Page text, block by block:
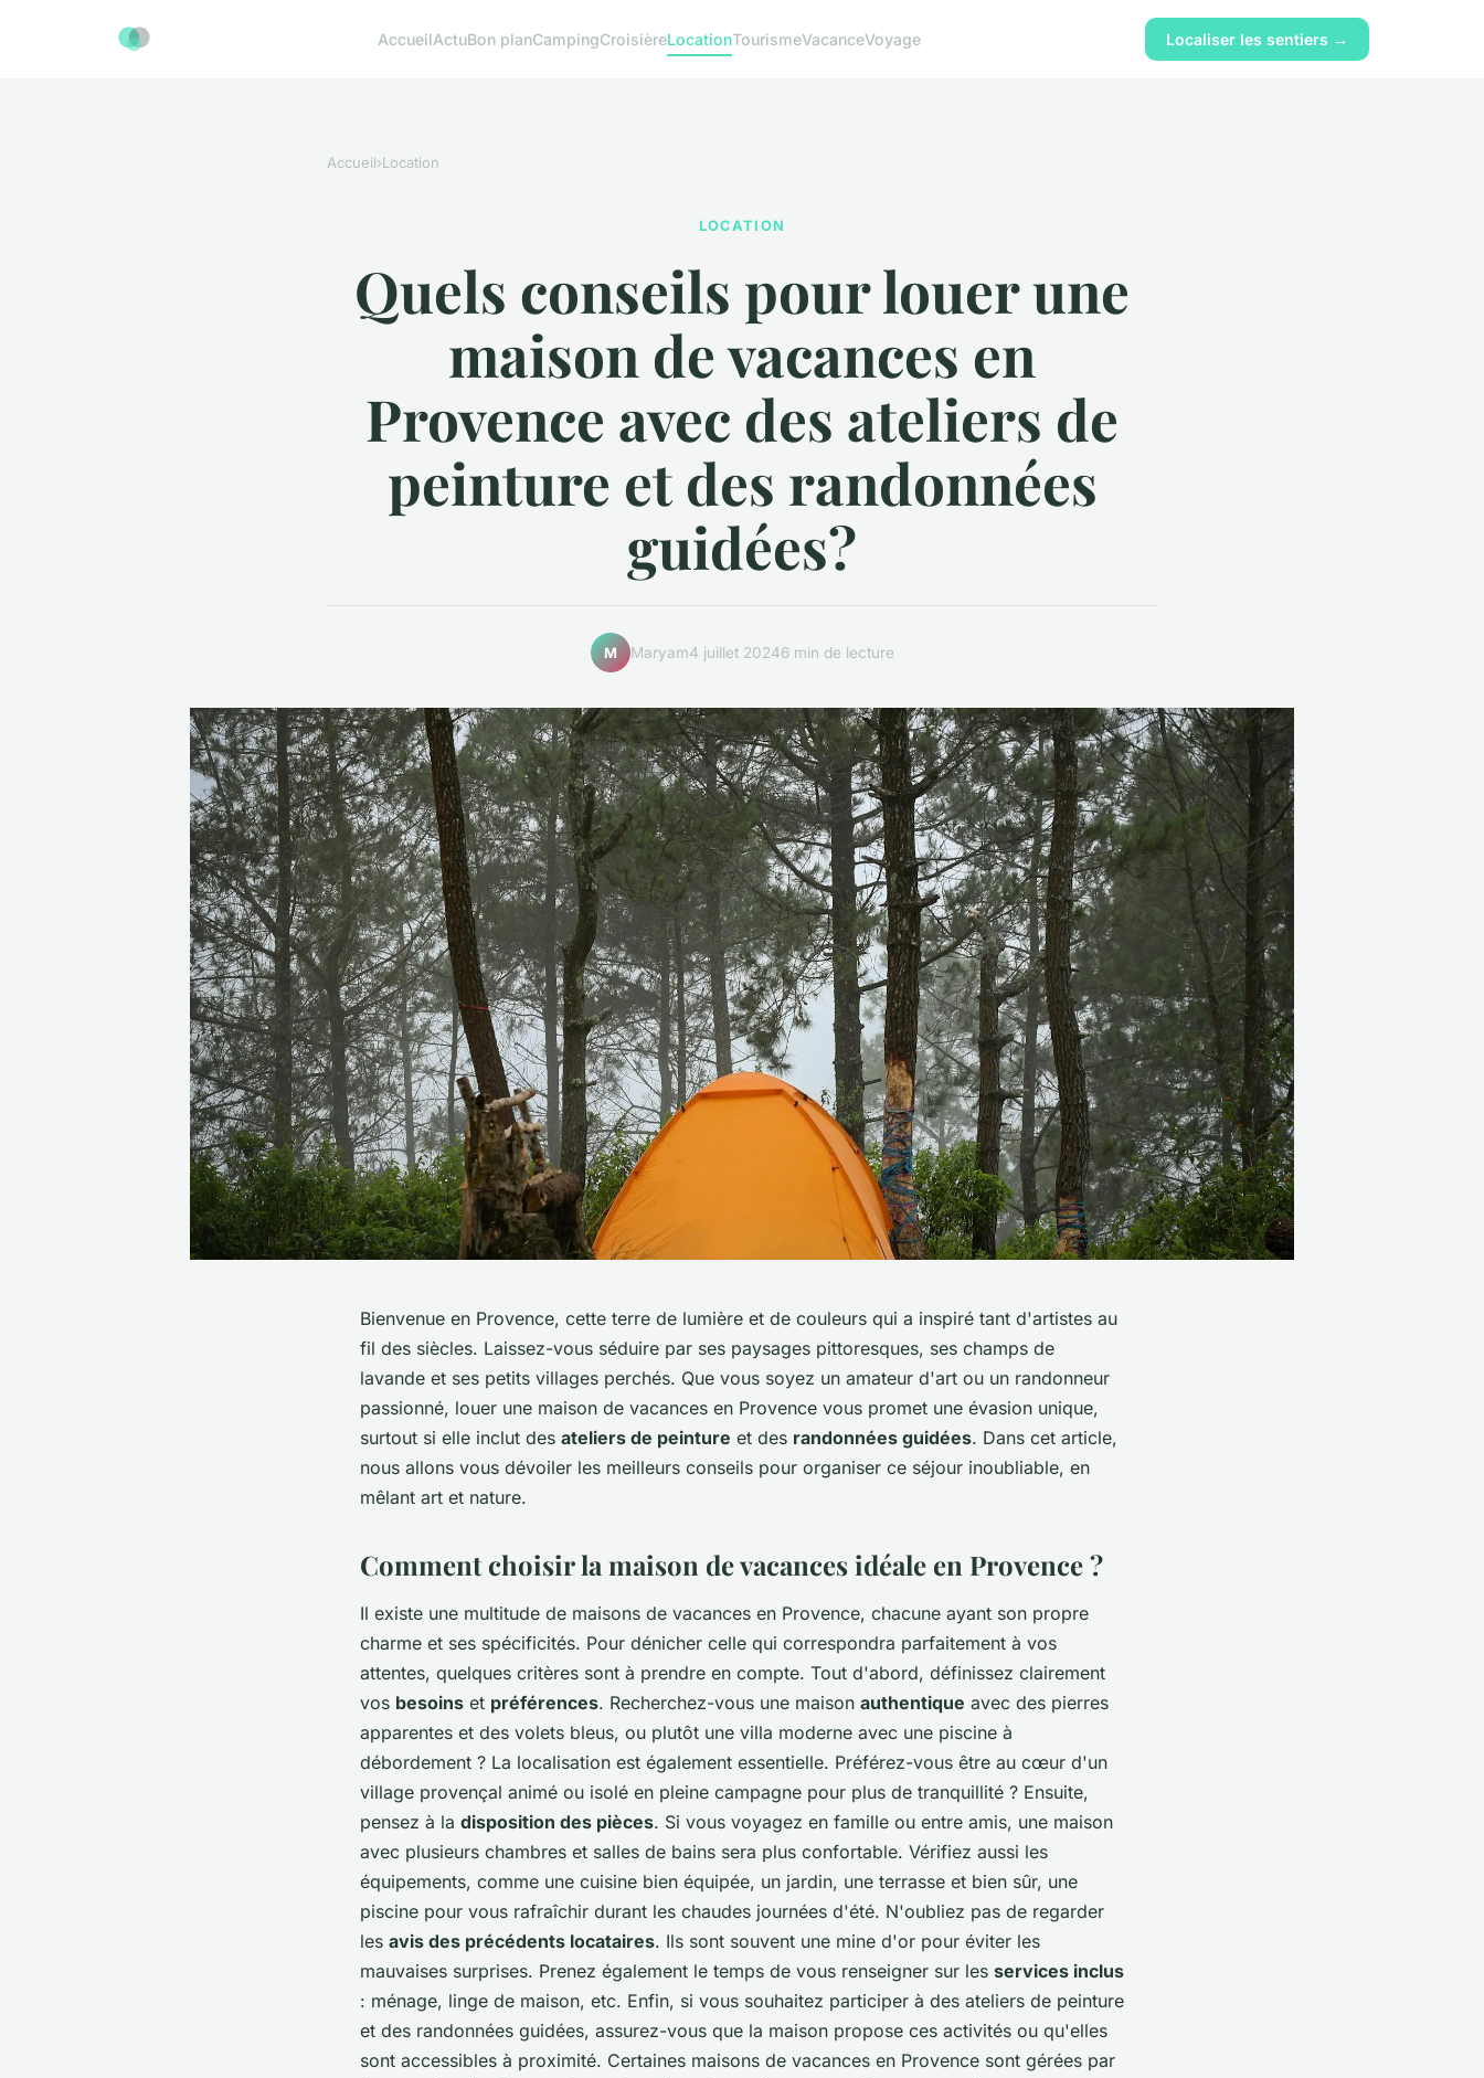
AccueilActuBon planCampingCroisièreLocationTourismeVacanceVoyage Localiser les sentiers →
Accueil›Location
LOCATION
Quels conseils pour louer une
maison de vacances en
Provence avec des ateliers de
peinture et des randonnées
guidées?
M Maryam4 juillet 20246 min de lecture
Bienvenue en Provence, cette terre de lumière et de couleurs qui a inspiré tant d'artistes au
fil des siècles. Laissez-vous séduire par ses paysages pittoresques, ses champs de
lavande et ses petits villages perchés. Que vous soyez un amateur d'art ou un randonneur
passionné, louer une maison de vacances en Provence vous promet une évasion unique,
surtout si elle inclut des ateliers de peinture et des randonnées guidées. Dans cet article,
nous allons vous dévoiler les meilleurs conseils pour organiser ce séjour inoubliable, en
mêlant art et nature.
Comment choisir la maison de vacances idéale en Provence ?
Il existe une multitude de maisons de vacances en Provence, chacune ayant son propre
charme et ses spécificités. Pour dénicher celle qui correspondra parfaitement à vos
attentes, quelques critères sont à prendre en compte. Tout d'abord, définissez clairement
vos besoins et préférences. Recherchez-vous une maison authentique avec des pierres
apparentes et des volets bleus, ou plutôt une villa moderne avec une piscine à
débordement ? La localisation est également essentielle. Préférez-vous être au cœur d'un
village provençal animé ou isolé en pleine campagne pour plus de tranquillité ? Ensuite,
pensez à la disposition des pièces. Si vous voyagez en famille ou entre amis, une maison
avec plusieurs chambres et salles de bains sera plus confortable. Vérifiez aussi les
équipements, comme une cuisine bien équipée, un jardin, une terrasse et bien sûr, une
piscine pour vous rafraîchir durant les chaudes journées d'été. N'oubliez pas de regarder
les avis des précédents locataires. Ils sont souvent une mine d'or pour éviter les
mauvaises surprises. Prenez également le temps de vous renseigner sur les services inclus
: ménage, linge de maison, etc. Enfin, si vous souhaitez participer à des ateliers de peinture
et des randonnées guidées, assurez-vous que la maison propose ces activités ou qu'elles
sont accessibles à proximité. Certaines maisons de vacances en Provence sont gérées par